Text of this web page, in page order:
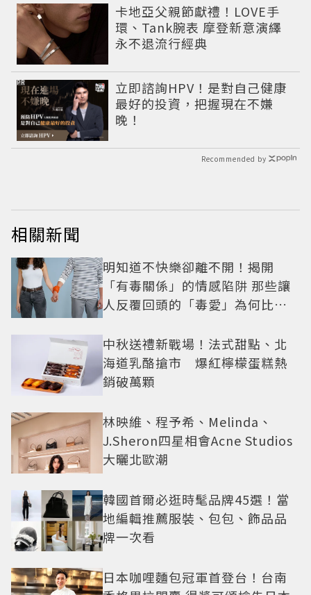
卡地亞父親節獻禮！LOVE手
環、Tank腕表 摩登新意演繹
永不退流行經典
立即諮詢HPV！是對自己健康
最好的投資，把握現在不嫌
晚！
PR
Recommended by
相關新聞
明知道不快樂卻離不開！揭開
「有毒關係」的情感陷阱 那些讓
人反覆回頭的「毒愛」為何比菸
中秋送禮新戰場！法式甜點、北
海道乳酪搶市 爆紅檸檬蛋糕熱
銷破萬顆
林映維、程予希、Melinda、
J.Sheron四星相會Acne Studios
大曬北歐潮
韓國首爾必逛時髦品牌45選！當
地編輯推薦服裝、包包、飾品品
牌一次看
日本咖哩麵包冠軍首登台！台南